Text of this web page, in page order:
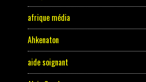
afrique média
Ahkenaton
aide soignant